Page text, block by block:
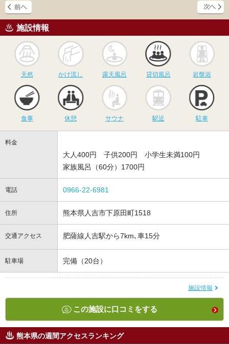
施設情報
天然
かけ流し
かけ流し
露天風呂
露天風呂
貸切風呂
貸切風呂 岩盤浴
食事 休憩
サウナ
サウナ 駅近 駐車
料金
大人400円 子供200円 小学生未満100円
家族風呂（60分）1700円
電話 0966-22-6981
住所 熊本県人吉市下原田町1518
交通アクセス 肥薩線人吉駅から7km､車15分
駐車場 完備（20台）
施設情報
この施設に口コミをする
熊本県の週間アクセスランキング